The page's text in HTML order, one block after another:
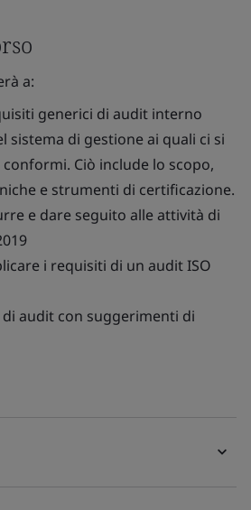
a:
generici di audit interno
sistema di gestione ai quali ci si
Ciò include lo scopo,
e strumenti di certificazione.
e dare seguito alle attività di
i requisiti di un audit ISO
audit con suggerimenti di